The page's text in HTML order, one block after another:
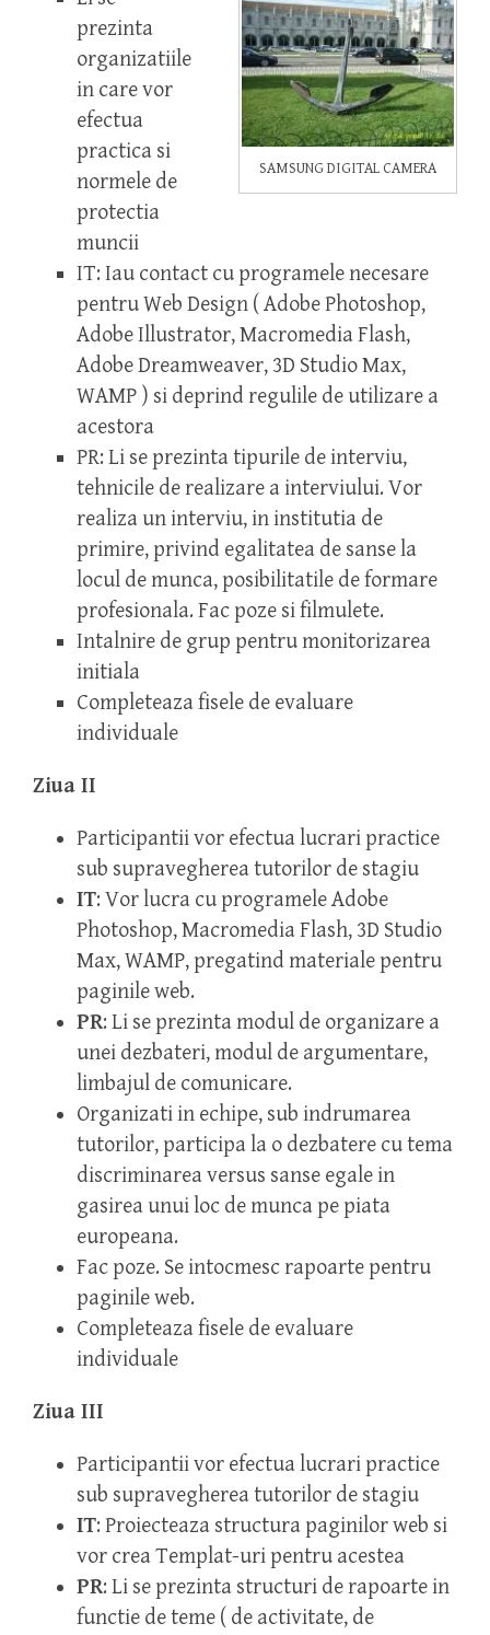
SAMSUNG DIGITAL CAMERA
prezinta
organizatiile
in care vor
efectua
practica si
normele de
protectia
muncii
IT: Iau contact cu programele necesare
pentru Web Design ( Adobe Photoshop,
Adobe Illustrator, Macromedia Flash,
Adobe Dreamweaver, 3D Studio Max,
WAMP ) si deprind regulile de utilizare a
acestora
PR: Li se prezinta tipurile de interviu,
tehnicile de realizare a interviului. Vor
realiza un interviu, in institutia de
primire, privind egalitatea de sanse la
locul de munca, posibilitatile de formare
profesionala. Fac poze si filmulete.
Intalnire de grup pentru monitorizarea
initiala
Completeaza fisele de evaluare
individuale
Ziua II
Participantii vor efectua lucrari practice
sub supravegherea tutorilor de stagiu
IT: Vor lucra cu programele Adobe
Photoshop, Macromedia Flash, 3D Studio
Max, WAMP, pregatind materiale pentru
paginile web.
PR: Li se prezinta modul de organizare a
unei dezbateri, modul de argumentare,
limbajul de comunicare.
Organizati in echipe, sub indrumarea
tutorilor, participa la o dezbatere cu tema
discriminarea versus sanse egale in
gasirea unui loc de munca pe piata
europeana.
Fac poze. Se intocmesc rapoarte pentru
paginile web.
Completeaza fisele de evaluare
individuale
Ziua III
Participantii vor efectua lucrari practice
sub supravegherea tutorilor de stagiu
IT: Proiecteaza structura paginilor web si
vor crea Templat-uri pentru acestea
PR: Li se prezinta structuri de rapoarte in
functie de teme ( de activitate, de